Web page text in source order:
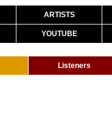
ARTISTS
YOUTUBE
Listeners